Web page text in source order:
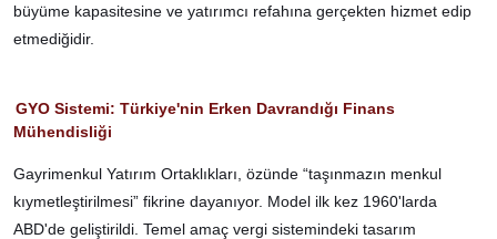
büyüme kapasitesine ve yatırımcı refahına gerçekten hizmet edip
etmediğidir.
GYO Sistemi: Türkiye'nin Erken Davrandığı Finans
Mühendisliği
Gayrimenkul Yatırım Ortaklıkları, özünde “taşınmazın menkul
kıymetleştirilmesi” fikrine dayanıyor. Model ilk kez 1960'larda
ABD'de geliştirildi. Temel amaç vergi sistemindeki tasarım